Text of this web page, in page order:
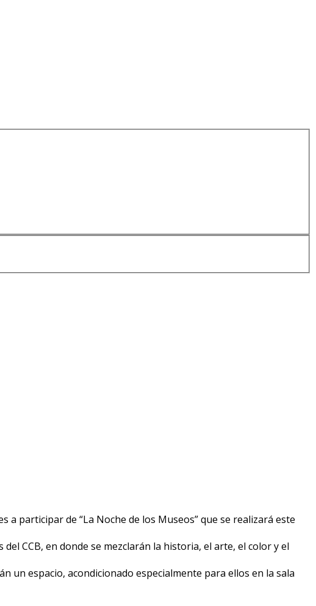
a participar de “La Noche de los Museos” que se realizará este
CCB, en donde se mezclarán la historia, el arte, el color y el
un espacio, acondicionado especialmente para ellos en la sala